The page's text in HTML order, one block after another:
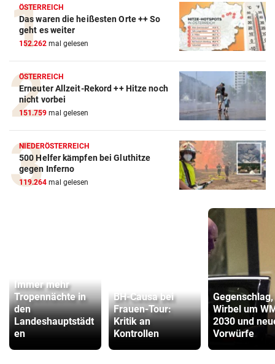
ÖSTERREICH
Das waren die heißesten Orte ++ So
geht es weiter
152.262 mal gelesen
ÖSTERREICH
Erneuter Allzeit-Rekord ++ Hitze noch
nicht vorbei
151.759 mal gelesen
NIEDERÖSTERREICH
500 Helfer kämpfen bei Gluthitze
gegen Inferno
119.264 mal gelesen
Immer mehr
Tropennächte in
den
Landeshauptstädt
en
BH-Causa bei
Frauen-Tour:
Kritik an
Kontrollen
Gegenschlag,
Wirbel um
2030 und
Vorwürfe